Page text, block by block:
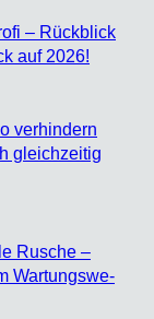
– Rück­blick
auf 2026!
ver­hin­dern
gleich­zei­tig
Rusche –
War­tungs­we­